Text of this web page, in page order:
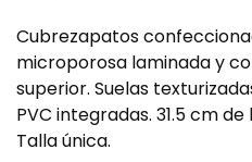
Cubrezapatos
microporosa laminada y
superior. Suelas
PVC integradas. 31.5 cm
Talla única.